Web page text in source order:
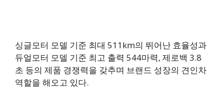
싱글모터 모델 기준 최대 511km의 뛰어난 효율성과
듀얼모터 모델 기준 최고 출력 544마력, 제로백 3.8
초 등의 제품 경쟁력을 갖추며 브랜드 성장의 견인차
역할을 해오고 있다.